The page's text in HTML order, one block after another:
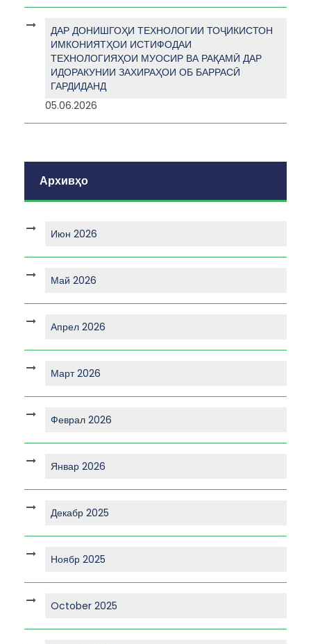
ДАР ДОНИШГОҲИ ТЕХНОЛОГИИ ТОҶИКИСТОН
ИМКОНИЯТҲОИ ИСТИФОДАИ
ТЕХНОЛОГИЯҲОИ МУОСИР ВА РАҚАМӢ ДАР
ИДОРАКУНИИ ЗАХИРАҲОИ ОБ БАРРАСӢ
ГАРДИДАНД
05.06.2026
Архивҳо
Июн 2026
Май 2026
Апрел 2026
Март 2026
Феврал 2026
Январ 2026
Декабр 2025
Ноябр 2025
October 2025